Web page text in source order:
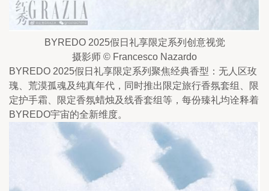
BYREDO 2025假日礼享限定系列创意视觉
摄影师 © Francesco Nazardo
BYREDO 2025假日礼享限定系列聚焦经典香型：无人区玫
瑰、荒漠孤魂及纯真年代，同时推出限定旅行香氛套组、限
定护手霜、限定香氛蜡烛及线香套组等，每份臻礼均诠释着
BYREDO宇宙的全新维度。